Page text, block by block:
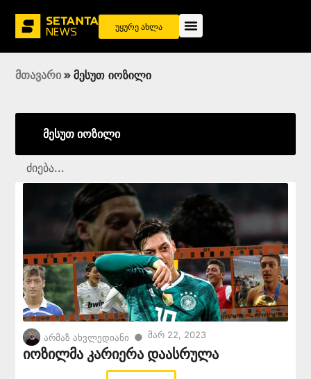
უყურე ახლა
მთავარი » მესუთ იოზილი
მესუთ იოზილი
არმაზ ახვლედიანი ● Მარ 22, 2023
იოზილმა კარიერა დაასრულა